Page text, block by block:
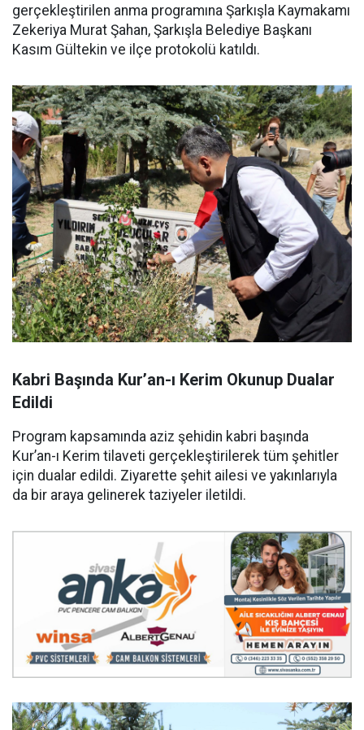
gerçekleştirilen anma programına Şarkışla Kaymakamı
Zekeriya Murat Şahan, Şarkışla Belediye Başkanı
Kasım Gültekin ve ilçe protokolü katıldı.
Kabri Başında Kur’an-ı Kerim Okunup Dualar
Edildi
Program kapsamında aziz şehidin kabri başında
Kur’an-ı Kerim tilaveti gerçekleştirilerek tüm şehitler
için dualar edildi. Ziyarette şehit ailesi ve yakınlarıyla
da bir araya gelinerek taziyeler iletildi.